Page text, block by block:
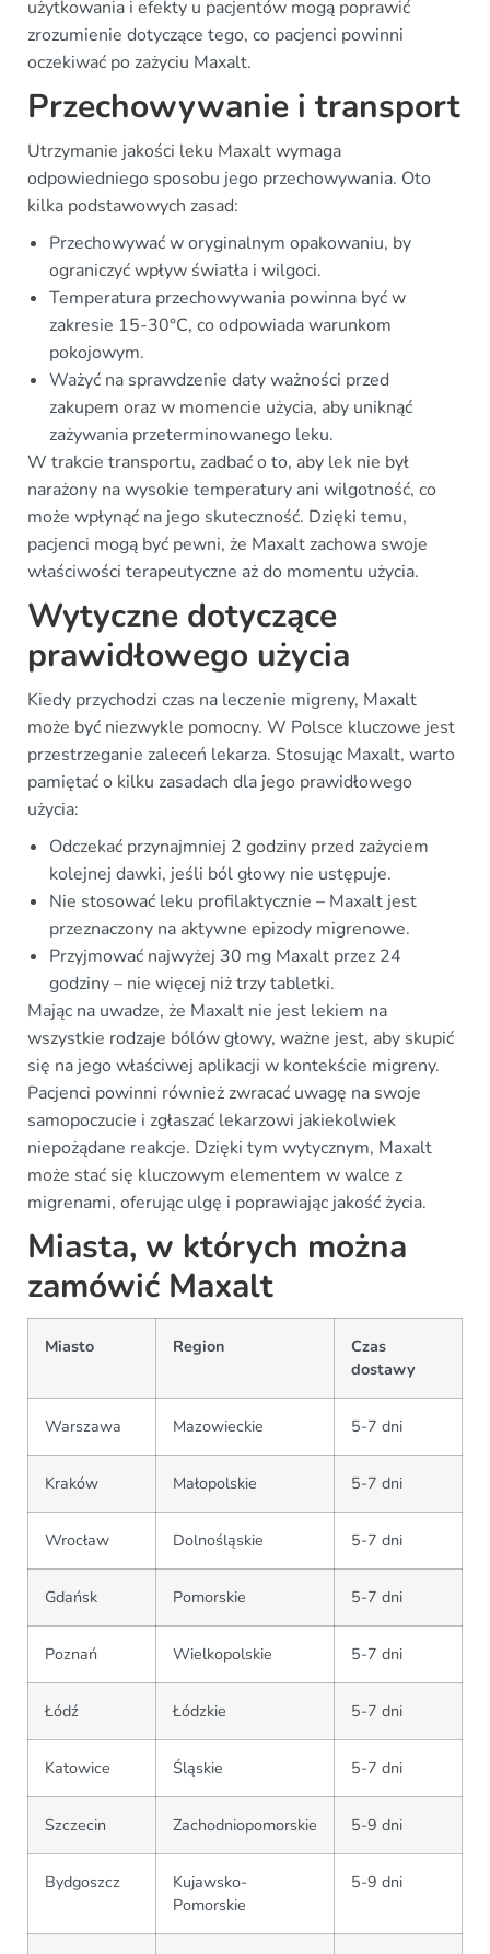
użytkowania i efekty u pacjentów mogą poprawić
zrozumienie dotyczące tego, co pacjenci powinni
oczekiwać po zażyciu Maxalt.
Przechowywanie i transport
Utrzymanie jakości leku Maxalt wymaga
odpowiedniego sposobu jego przechowywania. Oto
kilka podstawowych zasad:
Przechowywać w oryginalnym opakowaniu, by
ograniczyć wpływ światła i wilgoci.
Temperatura przechowywania powinna być w
zakresie 15-30°C, co odpowiada warunkom
pokojowym.
Ważyć na sprawdzenie daty ważności przed
zakupem oraz w momencie użycia, aby uniknąć
zażywania przeterminowanego leku.
W trakcie transportu, zadbać o to, aby lek nie był
narażony na wysokie temperatury ani wilgotność, co
może wpłynąć na jego skuteczność. Dzięki temu,
pacjenci mogą być pewni, że Maxalt zachowa swoje
właściwości terapeutyczne aż do momentu użycia.
Wytyczne dotyczące
prawidłowego użycia
Kiedy przychodzi czas na leczenie migreny, Maxalt
może być niezwykle pomocny. W Polsce kluczowe jest
przestrzeganie zaleceń lekarza. Stosując Maxalt, warto
pamiętać o kilku zasadach dla jego prawidłowego
użycia:
Odczekać przynajmniej 2 godziny przed zażyciem
kolejnej dawki, jeśli ból głowy nie ustępuje.
Nie stosować leku profilaktycznie – Maxalt jest
przeznaczony na aktywne epizody migrenowe.
Przyjmować najwyżej 30 mg Maxalt przez 24
godziny – nie więcej niż trzy tabletki.
Mając na uwadze, że Maxalt nie jest lekiem na
wszystkie rodzaje bólów głowy, ważne jest, aby skupić
się na jego właściwej aplikacji w kontekście migreny.
Pacjenci powinni również zwracać uwagę na swoje
samopoczucie i zgłaszać lekarzowi jakiekolwiek
niepożądane reakcje. Dzięki tym wytycznym, Maxalt
może stać się kluczowym elementem w walce z
migrenami, oferując ulgę i poprawiając jakość życia.
Miasta, w których można
zamówić Maxalt
Miasto Region
Czas
dostawy
Warszawa Mazowieckie 5-7 dni
Kraków Małopolskie 5-7 dni
Wrocław Dolnośląskie 5-7 dni
Gdańsk Pomorskie 5-7 dni
Poznań Wielkopolskie 5-7 dni
Łódź Łódzkie 5-7 dni
Katowice Śląskie 5-7 dni
Szczecin Zachodniopomorskie 5-9 dni
Bydgoszcz
Kujawsko-
Pomorskie
5-9 dni